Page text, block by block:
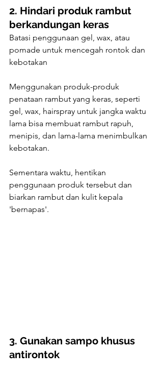
2. Hindari produk rambut
berkandungan keras
Batasi penggunaan gel, wax, atau
pomade untuk mencegah rontok dan
kebotakan
Menggunakan produk-produk
penataan rambut yang keras, seperti
gel, wax, hairspray untuk jangka waktu
lama bisa membuat rambut rapuh,
menipis, dan lama-lama menimbulkan
kebotakan.
Sementara waktu, hentikan
penggunaan produk tersebut dan
biarkan rambut dan kulit kepala
'bernapas'.
3. Gunakan sampo khusus
antirontok